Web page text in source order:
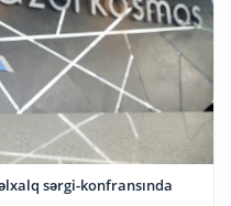
sərgi-konfransında